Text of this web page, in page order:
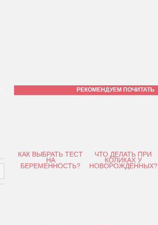
РЕКОМЕНДУЕМ ПОЧИТАТЬ
КАК ВЫБРАТЬ ТЕСТ
НА
БЕРЕМЕННОСТЬ?
ЧТО ДЕЛАТЬ ПРИ
КОЛИКАХ У
НОВОРОЖДЕННЫХ?